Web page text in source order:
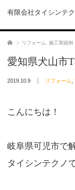
有限会社タイシンテク
ホーム リフォーム 施工実績例
愛知県犬山市
2019.10.9 リフォーム
こんにちは！
岐阜県可児市で
タイシンテクノ